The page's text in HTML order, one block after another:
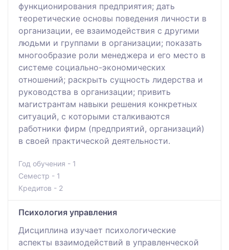
функционирования предприятия; дать
теоретические основы поведения личности в
организации, ее взаимодействия с другими
людьми и группами в организации; показать
многообразие роли менеджера и его место в
системе социально-экономических
отношений; раскрыть сущность лидерства и
руководства в организации; привить
магистрантам навыки решения конкретных
ситуаций, с которыми сталкиваются
работники фирм (предприятий, организаций)
в своей практической деятельности.
Год обучения - 1
Семестр - 1
Кредитов - 2
Психология управления
Дисциплина изучает психологические
аспекты взаимодействий в управленческой